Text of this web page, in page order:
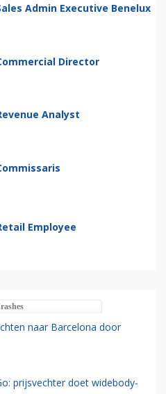
Admin Executive Benelux
Director
Analyst
Employee
naar Barcelona door
prijsvechter doet widebody-